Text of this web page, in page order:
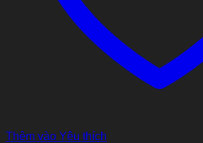
Thêm vào Yêu thích